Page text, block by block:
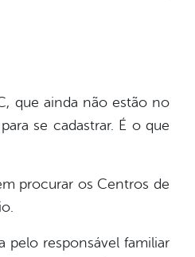
que ainda não estão no
se cadastrar. É o que
procurar os Centros de
pelo responsável familiar